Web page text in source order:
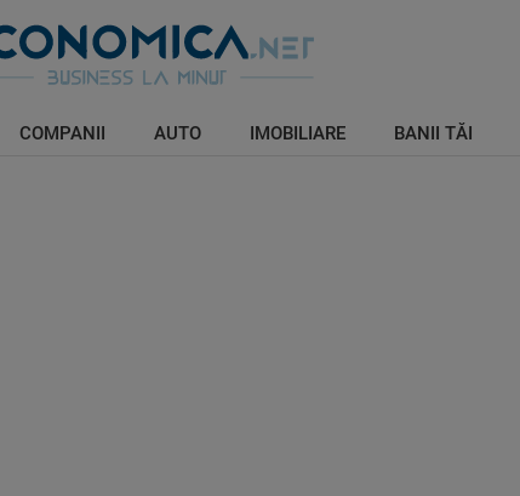
COMPANII AUTO IMOBILIARE BANII TĂI